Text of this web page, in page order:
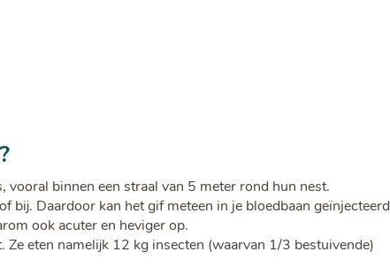
vooral binnen een straal van 5 meter rond hun nest.
bij. Daardoor kan het gif meteen in je bloedbaan geïnjecteerd
ook acuter en heviger op.
eten namelijk 12 kg insecten (waarvan 1/3 bestuivende)